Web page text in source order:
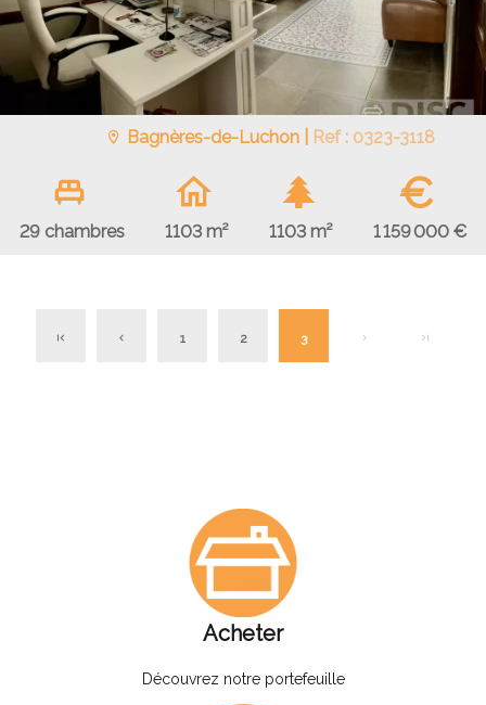
Bagnères-de-Luchon | Ref : 0323-3118
29 chambres 1103 m² 1103 m²
€
1 159 000 €
1 2 3
Acheter
Découvrez notre portefeuille